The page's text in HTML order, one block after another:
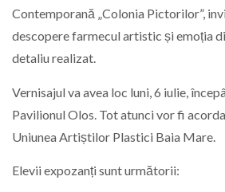
Contemporană „Colonia Pictorilor”,
descopere farmecul artistic și emoția
detaliu realizat.
Vernisajul va avea loc luni, 6 iulie,
Pavilionul Olos. Tot atunci vor fi
Uniunea Artiștilor Plastici Baia Mare.
Elevii expozanți sunt următorii: